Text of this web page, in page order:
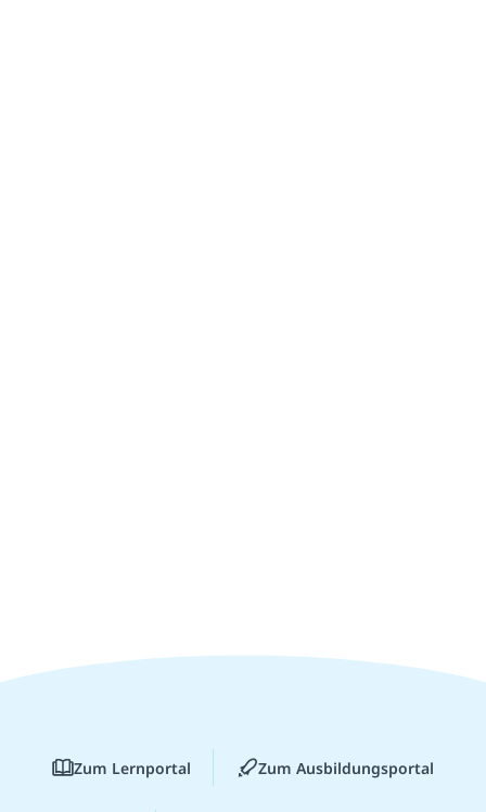
Zum Lernportal Zum Ausbildungsportal